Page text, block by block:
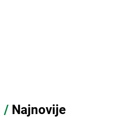
/ Najnovije